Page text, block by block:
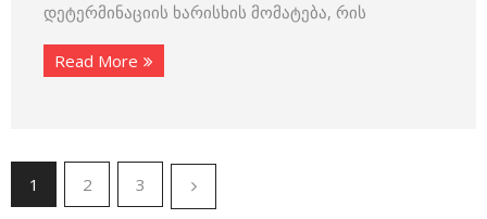
დეტერ­მინაციის ხარისხის მომატება, რის
Read More
1 2 3